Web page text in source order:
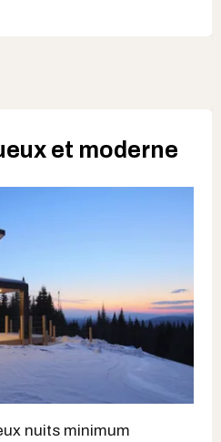
et moderne
nuits minimum